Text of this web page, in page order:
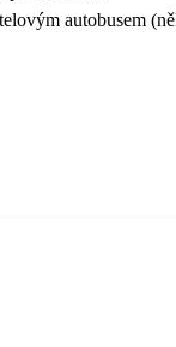
autobusem